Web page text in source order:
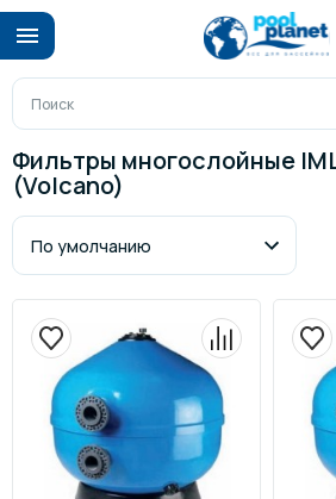
Фильтры многослойные
(Volсano)